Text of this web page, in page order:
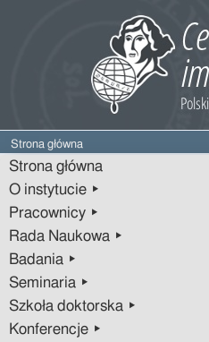
Strona główna
Strona główna
O instytucie ▸
Pracownicy ▸
Rada Naukowa ▸
Badania ▸
Seminaria ▸
Szkoła doktorska ▸
Konferencje ▸